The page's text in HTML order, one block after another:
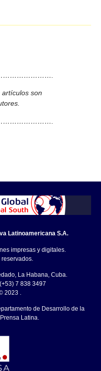
son
Latinoamericana S.A.
impresas y digitales.
La Habana, Cuba.
7 838 3497
2023 .
de Desarrollo de la
Latina.